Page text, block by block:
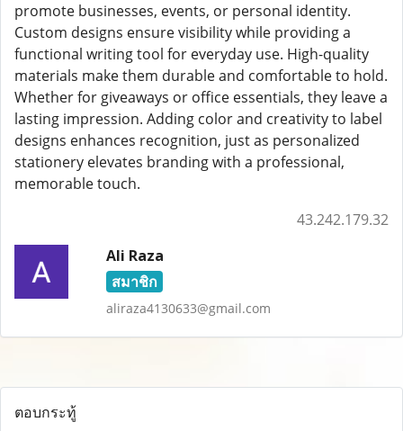
promote businesses, events, or personal identity.
Custom designs ensure visibility while providing a
functional writing tool for everyday use. High-quality
materials make them durable and comfortable to hold.
Whether for giveaways or office essentials, they leave a
lasting impression. Adding color and creativity to label
designs enhances recognition, just as personalized
stationery elevates branding with a professional,
memorable touch.
43.242.179.32
Ali Raza
สมาชิก
aliraza4130633@gmail.com
ตอบกระทู้